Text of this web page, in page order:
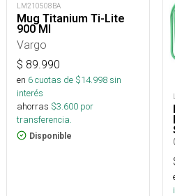
LM210508BA
Mug Titanium Ti-Lite
900 Ml
Vargo
$ 89.990
en 6cuotas de $14.998sin
interés
ahorras $3.600 por
transferencia.
Disponible